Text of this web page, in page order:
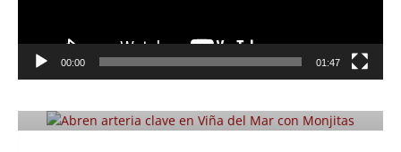
00:00 01:47
Abren arteria clave en Viña del Mar
con Monjitas